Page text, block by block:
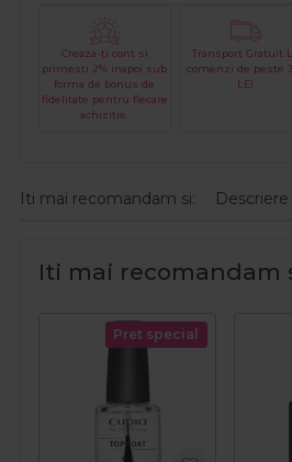
Creaza-ti cont si
primesti 2% inapoi sub
forma de bonus de
fidelitate pentru fiecare
achizitie.
Transport Gratuit
comenzi de peste
LEI
Iti mai recomandam si: Descriere
Iti mai recomandam
Pret special